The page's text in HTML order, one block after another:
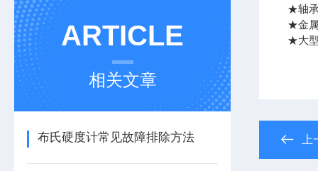
ARTICLE
相关文章
布氏硬度计常见故障排除方法
★轴
★金
★大